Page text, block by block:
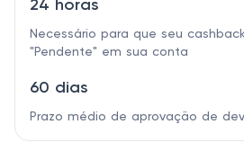
24 horas
Necessário para que seu
"Pendente" em sua conta
60 dias
Prazo médio de aprovação de